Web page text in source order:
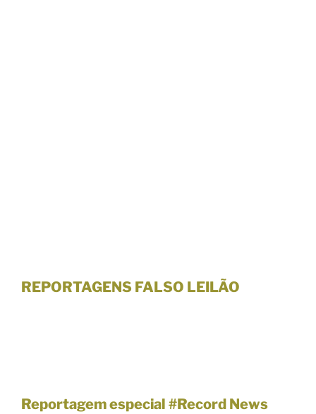
REPORTAGENS FALSO LEILÃO
Reportagem especial #Record News